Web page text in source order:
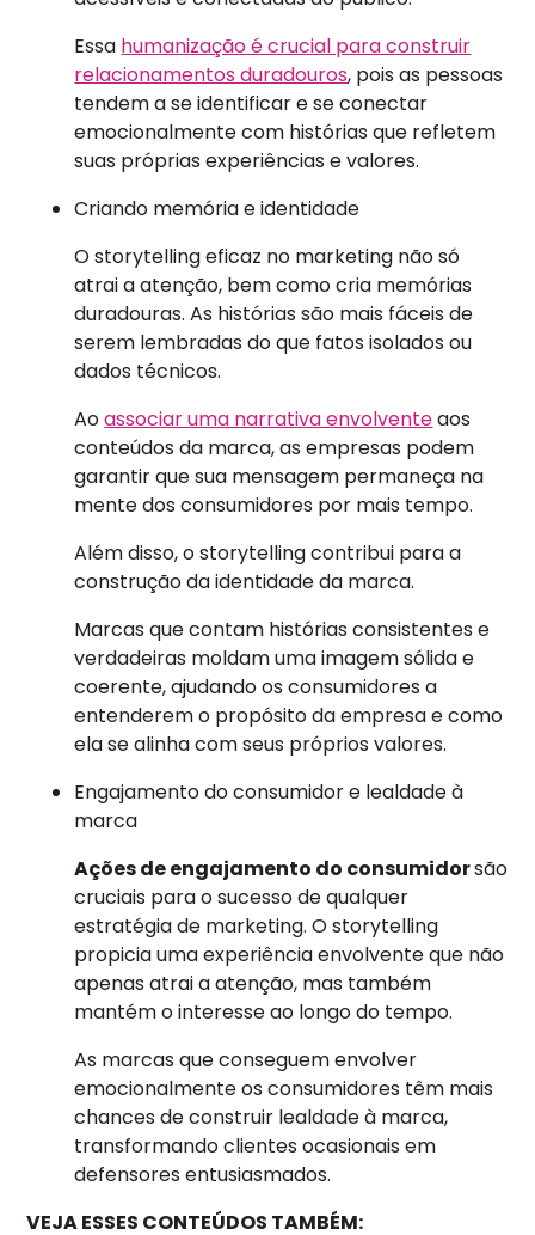
Essa humanização é crucial para construir
relacionamentos duradouros, pois as pessoas
tendem a se identificar e se conectar
emocionalmente com histórias que refletem
suas próprias experiências e valores.
Criando memória e identidade
O storytelling eficaz no marketing não só
atrai a atenção, bem como cria memórias
duradouras. As histórias são mais fáceis de
serem lembradas do que fatos isolados ou
dados técnicos.
Aoassociar uma narrativa envolventeaos
conteúdos da marca, as empresas podem
garantir que sua mensagem permaneça na
mente dos consumidores por mais tempo.
Além disso, o storytelling contribui para a
construção da identidade da marca.
Marcas que contam histórias consistentes e
verdadeiras moldam uma imagem sólida e
coerente, ajudando os consumidores a
entenderem o propósito da empresa e como
ela se alinha com seus próprios valores.
Engajamento do consumidor e lealdade à
marca
Ações de engajamento do consumidorsão
cruciais para o sucesso de qualquer
estratégia de marketing. O storytelling
propicia uma experiência envolvente que não
apenas atrai a atenção, mas também
mantém o interesse ao longo do tempo.
As marcas que conseguem envolver
emocionalmente os consumidores têm mais
chances de construir lealdade à marca,
transformando clientes ocasionais em
defensores entusiasmados.
VEJA ESSES CONTEÚDOS TAMBÉM: